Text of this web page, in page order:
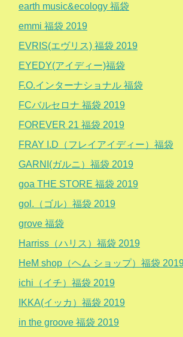
earth music&ecology 福袋
emmi 福袋 2019
EVRIS(エヴリス) 福袋 2019
EYEDY(アイディー)福袋
F.O.インターナショナル 福袋
FCバルセロナ 福袋 2019
FOREVER 21 福袋 2019
FRAY I.D（フレイアイディー）福袋
GARNI(ガルニ）福袋 2019
goa THE STORE 福袋 2019
gol.（ゴル）福袋 2019
grove 福袋
Harriss（ハリス）福袋 2019
HeM shop（ヘム ショップ）福袋
ichi（イチ）福袋 2019
IKKA(イッカ）福袋 2019
in the groove 福袋 2019